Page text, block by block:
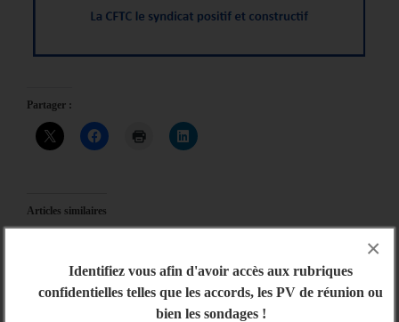
Identifiez vous afin d'avoir accès aux rubriques
confidentielles telles que les accords, les PV de réunion ou
bien les sondages !
×
Partager :
Articles similaires
Dans "Actu générale"
Dans "Actu générale"
Confinement n°2